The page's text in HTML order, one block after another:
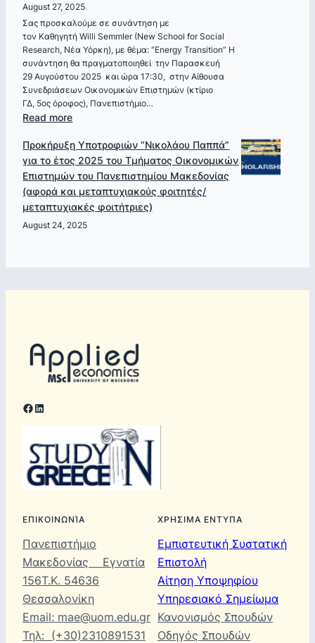
Καθηγητή
Τάσο
Γιαννίτση:
“
Ελλάδα
1953-
2024
–
και
Πολιτική
Οικονομία
„
August 27, 2025
Σας προσκαλούμε σε συνάντηση με
τον Καθηγητή Willi Semmler (New School for Social
Research, Νέα Υόρκη), με θέμα: “Energy Transition” Η
συνάντηση θα πραγματοποιηθεί την Παρασκευή
29 Αυγούστου 2025 και ώρα 17:30, στην Αίθουσα
Συνεδριάσεων Οικονομικών Επιστημών (κτίριο
ΓΔ, 5ος όροφος), Πανεπιστήμιο…
Read more:
σε
συνάντηση
με
τον
Καθηγητή
Willi
και
Προκήρυξη Υποτροφιών “Νικολάου Παππά”
για το έτος 2025 του Τμήματος Οικονομικών
Επιστημών του Πανεπιστημίου Μακεδονίας
(αφορά και μεταπτυχιακούς φοιτητές/
μεταπτυχιακές φοιτήτριες)
August 24, 2025
Facebook LinkedIn
ΕΠΙΚΟΙΝΩΝΊΑ
Πανεπιστήμιο
Μακεδονίας Εγνατία
156Τ.Κ. 54636
Θεσσαλονίκη
Email: mae@uom.edu.gr
Τηλ: (+30)2310891531
ΧΡΗΣΙΜΑ ΕΝΤΥΠΑ
Εμπιστευτική Συστατική
Επιστολή
Αίτηση Υποψηφίου
Υπηρεσιακό Σημείωμα
Κανονισμός Σπουδών
Οδηγός Σπουδών